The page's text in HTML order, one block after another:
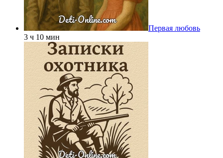
Первая любовь
3 ч 10 мин